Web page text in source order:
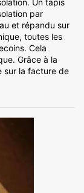
Un tapis
par
et répandu sur
toutes les
Cela
Grâce à la
sur la facture de